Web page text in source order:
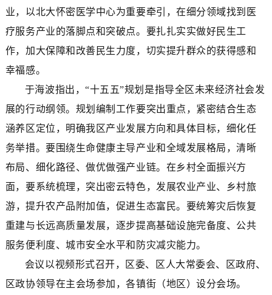
业，以北大怀密医学中心为重要牵引，在细分领域找到医
疗服务产业的落脚点和突破点。要扎扎实实做好民生工
作，加大保障和改善民生力度，切实提升群众的获得感和
幸福感。
于海波指出，“十五五”规划是指导全区未来经济社会发
展的行动纲领。规划编制工作要突出重点 ， 紧密结合生态
涵养区定位，明确我区产业发展方向和具体目标，细化任
务举措。要围绕生命健康主导产业和全域发展格局，清晰
布局、细化路径、做优做强产业链。在乡村全面振兴方
面，要系统梳理，突出密云特色， 发展农业产业、乡村旅
游，提升农产品附加值，促进生态富民。 要统筹灾后恢复
重建与长远高质量发展，逐步提高基础设施完备度、公共
服务便利度、城市安全水平和防灾减灾能力。
会议以视频形式召开，区委、区人大常委会、区政府、
区政协领导在主会场参加，各镇街（地区）设分会场。